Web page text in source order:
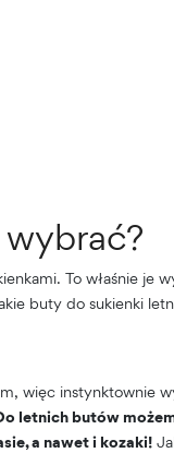
To właśnie je
buty do sukienki
więc instynktownie
letnich butów
a nawet i kozaki!